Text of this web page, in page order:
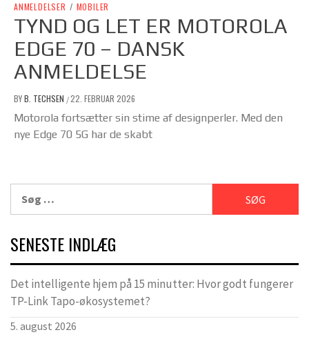
ANMELDELSER / MOBILER
TYND OG LET ER MOTOROLA
EDGE 70 – DANSK
ANMELDELSE
BYB. TECHSEN /22. FEBRUAR 2026
Motorola fortsætter sin stime af designperler. Med den
nye Edge 70 5G har de skabt
efter:
SENESTE INDLÆG
Det intelligente hjem på 15 minutter: Hvor godt fungerer
TP-Link Tapo-økosystemet?
5. august 2026